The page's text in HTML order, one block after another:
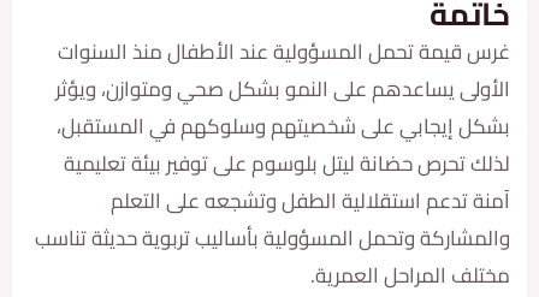
تحمل المسؤولية عند الأطفال منذ السنوات
يساعدهم على النمو بشكل صحي ومتوازن، ويؤثر
على شخصيتهم وسلوكهم في المستقبل،
حضانة ليتل بلوسوم على توفير بيئة تعليمية
استقلالية الطفل وتشجعه على التعلم
وتحمل المسؤولية بأساليب تربوية حديثة تناسب
المراحل العمرية.